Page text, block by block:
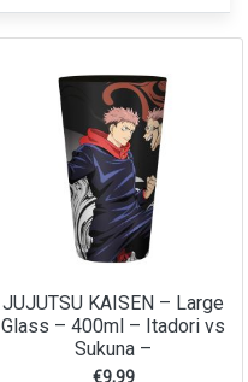
JUJUTSU KAISEN – Large
Glass – 400ml – Itadori vs
Sukuna –
€9,99